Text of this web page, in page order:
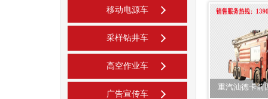
移动电源车
采样钻井车
高空作业车
广告宣传车
重汽汕德卡前